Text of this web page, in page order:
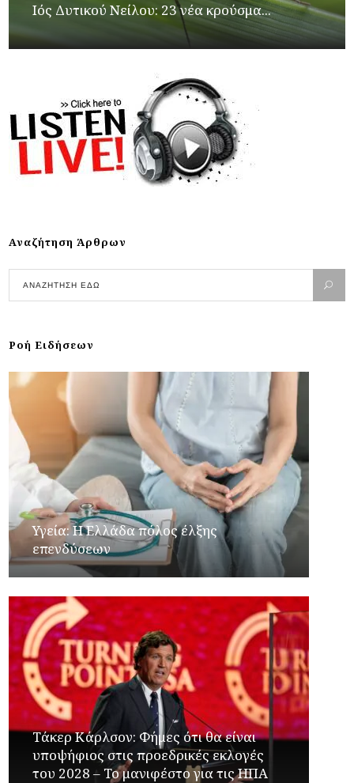
Ιός Δυτικού Νείλου: 23 νέα κρούσμα...
Αναζήτηση Άρθρων
Ροή Ειδήσεων
Υγεία: Η Ελλάδα πόλος έλξης
επενδύσεων
Τάκερ Κάρλσον: Φήμες ότι θα είναι
υποψήφιος στις προεδρικές εκλογές
του 2028 – Το μανιφέστο για τις ΗΠΑ